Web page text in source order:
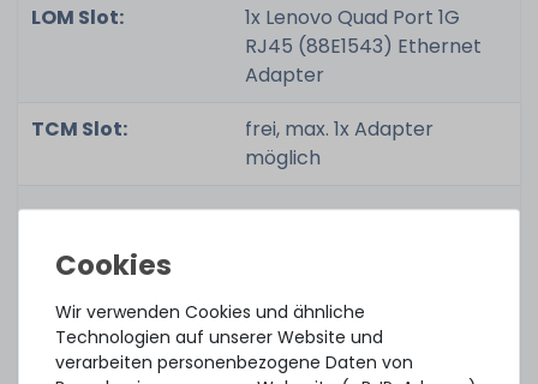
LOM Slot:
1x Lenovo Quad Port 1G
RJ45 (88E1543) Ethernet
Adapter
TCM Slot:
frei, max. 1x Adapter
möglich
Anschlüsse
1x VGA
Wir verwenden Cookies und ähnliche
Technologien auf unserer Website und
verarbeiten personenbezogene Daten von